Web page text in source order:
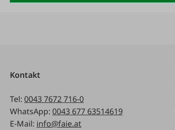
Kontakt
Tel: 0043 7672 716-0
WhatsApp: 0043 677 63514619
E-Mail: info@faie.at